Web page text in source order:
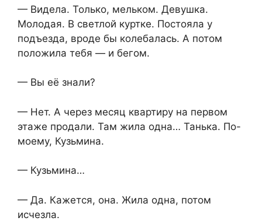
— Видела. Только, мельком. Девушка.
Молодая. В светлой куртке. Постояла у
подъезда, вроде бы колебалась. А потом
положила тебя — и бегом.
— Вы её знали?
— Нет. А через месяц квартиру на первом
этаже продали. Там жила одна… Танька. По-
моему, Кузьмина.
— Кузьмина…
— Да. Кажется, она. Жила одна, потом
исчезла.